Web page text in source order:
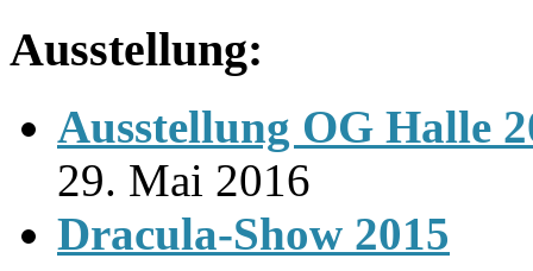
Ausstellung:
Ausstellung OG Halle
29. Mai 2016
Dracula-Show 2015